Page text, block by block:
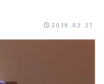
2026.02.27